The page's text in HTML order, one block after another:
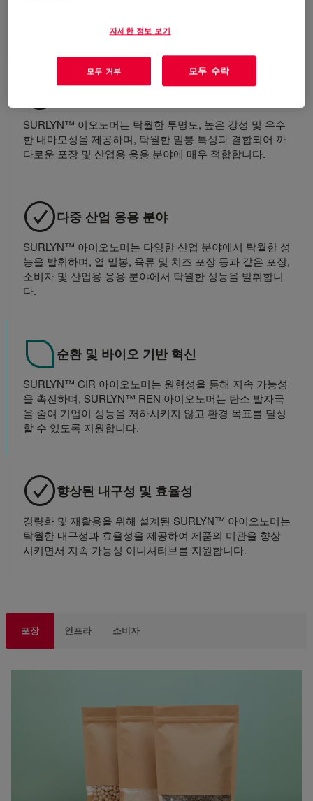
오노머를 선택해야 하는 이유
SURLYN™ 이오노머는 탁월한 투명도, 높은 강성 및 우수
한 내마모성을 제공하며, 탁월한 밀봉 특성과 결합되어 까
다로운 포장 및 산업용 응용 분야에 매우 적합합니다.
다중 산업 응용 분야
SURLYN™ 아이오노머는 다양한 산업 분야에서 탁월한 성
능을 발휘하며, 열 밀봉, 육류 및 치즈 포장 등과 같은 포장,
소비자 및 산업용 응용 분야에서 탁월한 성능을 발휘합니
다.
순환 및 바이오 기반 혁신
SURLYN™ CIR 아이오노머는 원형성을 통해 지속 가능성
을 촉진하며, SURLYN™ REN 아이오노머는 탄소 발자국
을 줄여 기업이 성능을 저하시키지 않고 환경 목표를 달성
할 수 있도록 지원합니다.
향상된 내구성 및 효율성
경량화 및 재활용을 위해 설계된 SURLYN™ 아이오노머는
탁월한 내구성과 효율성을 제공하여 제품의 미관을 향상
시키면서 지속 가능성 이니셔티브를 지원합니다.
포장 인프라 소비자
자세한 정보 보기
모두 거부 모두 수락